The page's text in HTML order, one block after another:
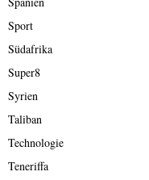
Sport
Südafrika
Super8
Syrien
Taliban
Technologie
Teneriffa